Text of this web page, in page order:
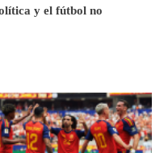
y el fútbol no